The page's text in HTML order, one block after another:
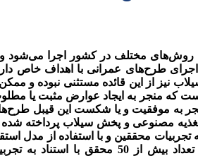
مختلف در کشور اجرا می‌شود
طرح‌های عمرانی با اهداف خاص
نیز از این قائده مستثنی نبوده و
که منجر به ایجاد عوارض مثبت یا
به موفقیت و یا شکست اینقیبل
تغذیه مصنوعی و پخش سیلاب پرداخته
محققین و با استفاده از مدل
اقدام شده است. با تدوین پرسشنامه تعداد